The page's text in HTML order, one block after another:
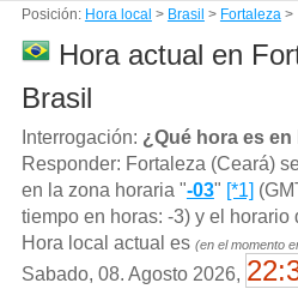
Posición: Hora local > Brasil > Fortaleza>
Hora actual en
Brasil
Interrogación: ¿Qué hora es en
Responder: Fortaleza (Ceará)
en la zona horaria "-03" [*1]
tiempo en horas: -3) y el
Hora local actual es (en el momento
Sabado, 08. Agosto 2026,